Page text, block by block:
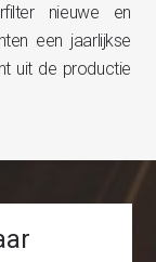
nieuwe en
een jaarlijkse
uit de productie